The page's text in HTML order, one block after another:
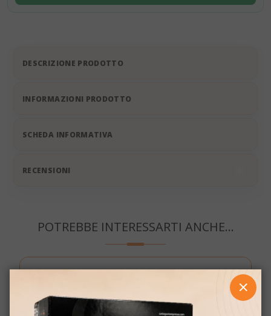
DESCRIZIONE PRODOTTO
INFORMAZIONI PRODOTTO
SCHEDA INFORMATIVA
RECENSIONI
POTREBBE INTERESSARTI ANCHE...